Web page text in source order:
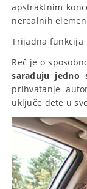
apstraktnim
nerealnih
Trijadna funkcija
Reč je o
sarađuju jedno
prihvatanje
uključe dete u